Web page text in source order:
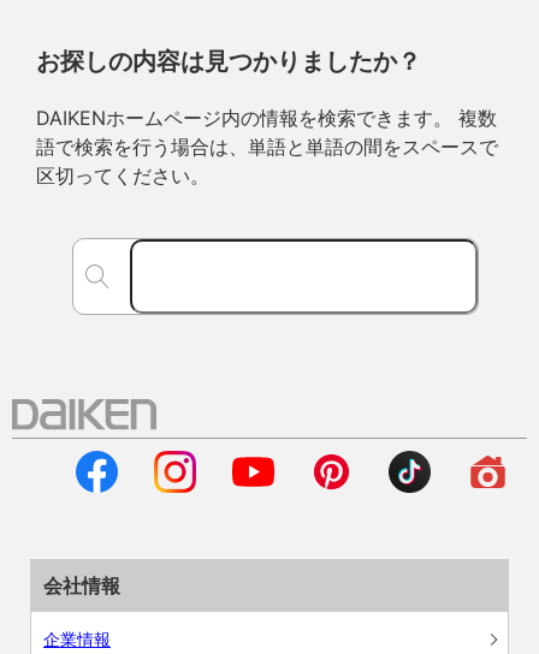
お探しの内容は見つかりましたか？
DAIKENホームページ内の情報を検索できます。 複数
語で検索を行う場合は、単語と単語の間をスペースで
区切ってください。
会社情報
企業情報